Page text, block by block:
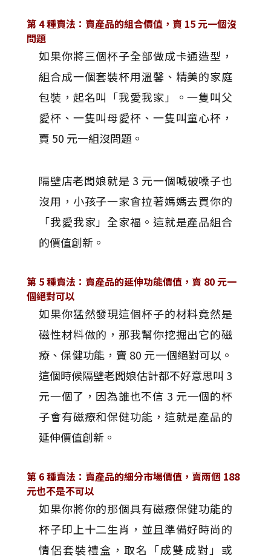
第 4 種賣法：賣產品的組合價值，賣 15 元一個沒
問題
如果你將三個杯子全部做成卡通造型，
組合成一個套裝杯用溫馨、精美的家庭
包裝，起名叫「我愛我家」。一隻叫父
愛杯、一隻叫母愛杯、一隻叫童心杯，
賣 50 元一組沒問題。
隔壁店老闆娘就是 3 元一個喊破嗓子也
沒用，小孩子一家會拉著媽媽去買你的
「我愛我家」全家福。這就是產品組合
的價值創新。
第 5 種賣法：賣產品的延伸功能價值，賣 80 元一
個絕對可以
如果你猛然發現這個杯子的材料竟然是
磁性材料做的，那我幫你挖掘出它的磁
療、保健功能，賣 80 元一個絕對可以。
這個時候隔壁老闆娘估計都不好意思叫 3
元一個了，因為誰也不信 3 元一個的杯
子會有磁療和保健功能，這就是產品的
延伸價值創新。
第 6 種賣法：賣產品的細分市場價值，賣兩個 188
元也不是不可以
如果你將你的那個具有磁療保健功能的
杯子印上十二生肖，並且準備好時尚的
情侶套裝禮盒，取名「成雙成對」或